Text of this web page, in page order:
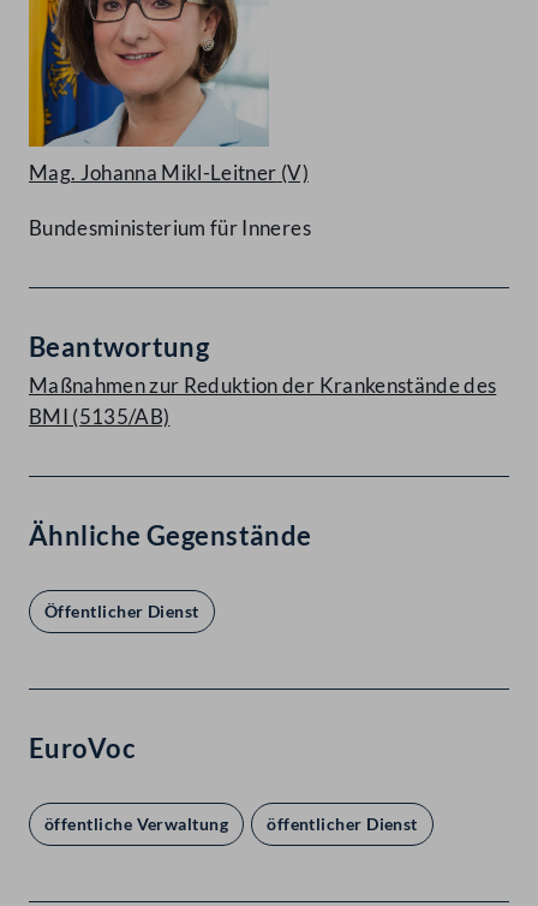
Mag. Johanna Mikl-Leitner (V)
Bundesministerium für Inneres
Beantwortung
Maßnahmen zur Reduktion der Krankenstände des
BMI (5135/AB)
Ähnliche Gegenstände
Öffentlicher Dienst
EuroVoc
öffentliche Verwaltung öffentlicher Dienst